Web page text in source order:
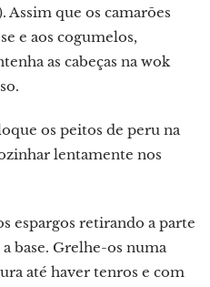
Assim que os camarões
e aos cogumelos,
as cabeças na wok
os peitos de peru na
lentamente nos
espargos retirando a parte
base. Grelhe-os numa
até haver tenros e com